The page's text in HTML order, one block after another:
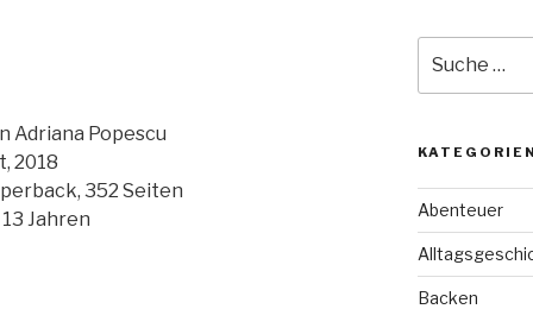
Adriana Popescu
2018
352 Seiten
Jahren
nach:
Abenteuer
Backen